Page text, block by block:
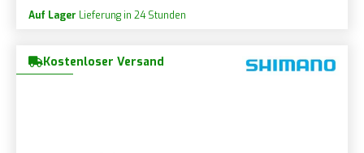
Auf Lager Lieferung in 24 Stunden
Kostenloser Versand